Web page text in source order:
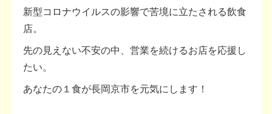
新型コロナウイルスの影響で苦境に立たされる飲食
店。
先の見えない不安の中、営業を続けるお店を応援し
たい。
あなたの１食が長岡京市を元気にします！